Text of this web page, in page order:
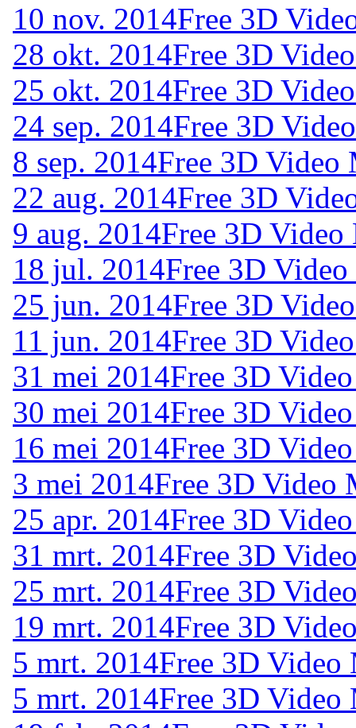
10 nov. 2014Free 3D
28 okt. 2014Free 3D
25 okt. 2014Free 3D
24 sep. 2014Free 3D
8 sep. 2014Free 3D Video
22 aug. 2014Free 3D
9 aug. 2014Free 3D
18 jul. 2014Free 3D
25 jun. 2014Free 3D
11 jun. 2014Free 3D
31 mei 2014Free 3D
30 mei 2014Free 3D
16 mei 2014Free 3D
3 mei 2014Free 3D Video
25 apr. 2014Free 3D
31 mrt. 2014Free 3D
25 mrt. 2014Free 3D
19 mrt. 2014Free 3D
5 mrt. 2014Free 3D Video
5 mrt. 2014Free 3D Video